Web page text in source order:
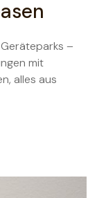
–
mit
alles aus